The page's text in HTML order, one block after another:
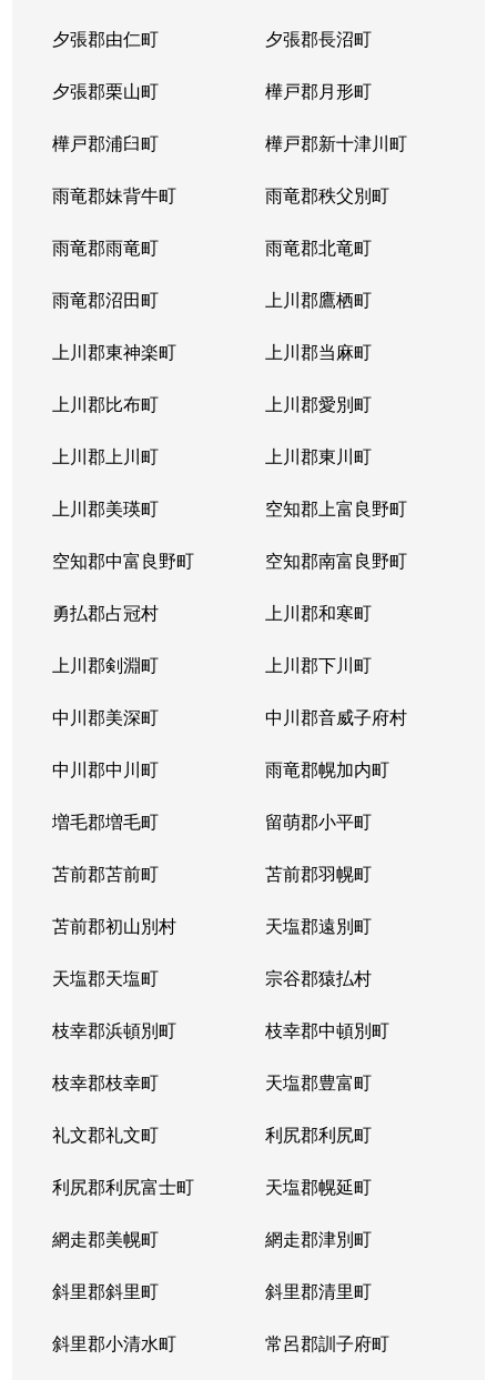
夕張郡由仁町 夕張郡長沼町
夕張郡栗山町 樺戸郡月形町
樺戸郡浦臼町 樺戸郡新十津川町
雨竜郡妹背牛町 雨竜郡秩父別町
雨竜郡雨竜町 雨竜郡北竜町
雨竜郡沼田町 上川郡鷹栖町
上川郡東神楽町 上川郡当麻町
上川郡比布町 上川郡愛別町
上川郡上川町 上川郡東川町
上川郡美瑛町 空知郡上富良野町
空知郡中富良野町 空知郡南富良野町
勇払郡占冠村 上川郡和寒町
上川郡剣淵町 上川郡下川町
中川郡美深町 中川郡音威子府村
中川郡中川町 雨竜郡幌加内町
増毛郡増毛町 留萌郡小平町
苫前郡苫前町 苫前郡羽幌町
苫前郡初山別村 天塩郡遠別町
天塩郡天塩町 宗谷郡猿払村
枝幸郡浜頓別町 枝幸郡中頓別町
枝幸郡枝幸町 天塩郡豊富町
礼文郡礼文町 利尻郡利尻町
利尻郡利尻富士町 天塩郡幌延町
網走郡美幌町 網走郡津別町
斜里郡斜里町 斜里郡清里町
斜里郡小清水町 常呂郡訓子府町